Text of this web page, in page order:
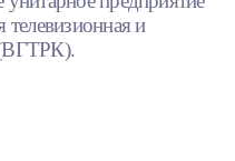
телевизионная и
(ВГТРК).